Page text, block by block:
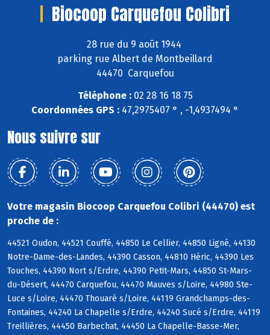
Biocoop Carquefou Colibri
28 rue du 9 août 1944
parking rue Albert de Montbeillard
44470 Carquefou
Téléphone :02 28 16 18 75
Coordonnées GPS : 47,2975407 ° , -1,4937494 °
Nous suivre sur
Votre magasin Biocoop Carquefou Colibri (44470) est
proche de :
44521 Oudon, 44521 Couffé, 44850 Le Cellier, 44850 Ligné, 44130
Notre-Dame-des-Landes, 44390 Casson, 44810 Héric, 44390 Les
Touches, 44390 Nort s/Erdre, 44390 Petit-Mars, 44850 St-Mars-
du-Désert, 44470 Carquefou, 44470 Mauves s/Loire, 44980 Ste-
Luce s/Loire, 44470 Thouaré s/Loire, 44119 Grandchamps-des-
Fontaines, 44240 La Chapelle s/Erdre, 44240 Sucé s/Erdre, 44119
Treillières, 44450 Barbechat, 44450 La Chapelle-Basse-Mer,